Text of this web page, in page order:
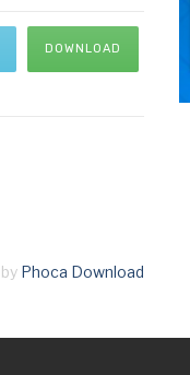
DOWNLOAD
Phoca Download